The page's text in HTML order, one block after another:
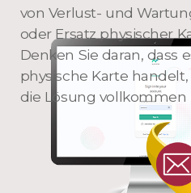
von Verlust- und
oder Ersatz physischer
Denken Sie daran, dass
physische Karte
die Lösung